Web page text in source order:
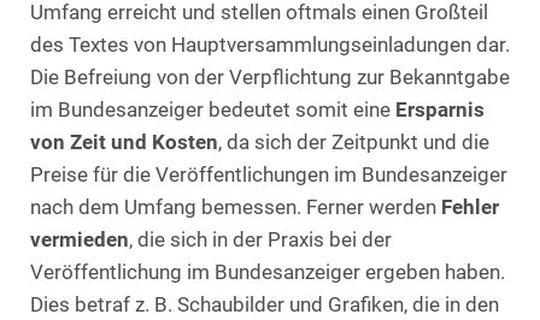
Umfang erreicht und stellen oftmals einen Großteil
des Textes von Hauptversammlungseinladungen dar.
Die Befreiung von der Verpflichtung zur Bekanntgabe
im Bundesanzeiger bedeutet somit eine Ersparnis
von Zeit und Kosten, da sich der Zeitpunkt und die
Preise für die Veröffentlichungen im Bundesanzeiger
nach dem Umfang bemessen. Ferner werden Fehler
vermieden, die sich in der Praxis bei der
Veröffentlichung im Bundesanzeiger ergeben haben.
Dies betraf z. B. Schaubilder und Grafiken, die in den